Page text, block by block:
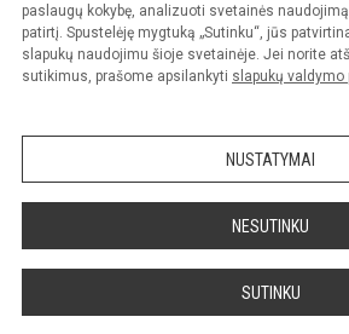
paslaugų kokybę, analizuoti svetainės
patirtį. Spustelėję mygtuką „Sutinku“, jūs
slapukų naudojimu šioje svetainėje. Jei norite
sutikimus, prašome apsilankyti slapukų valdymo
NUSTATYMAI
NESUTINKU
SUTINKU
Kopijuoti turinį be raštiško įstaigos administracijos
Prieinamumo paraiška
Sumanus būdas atnaujinti